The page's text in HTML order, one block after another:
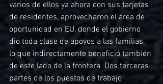
varios de ellos ya ahora con sus tarjetas
de residentes, aprovecharon el área de
oportunidad en EU, donde el gobierno
dio toda clase de apoyos a las familias,
lo que indirectamente benefició también
de este lado de la frontera. Dos terceras
partes de los puestos de trabajo